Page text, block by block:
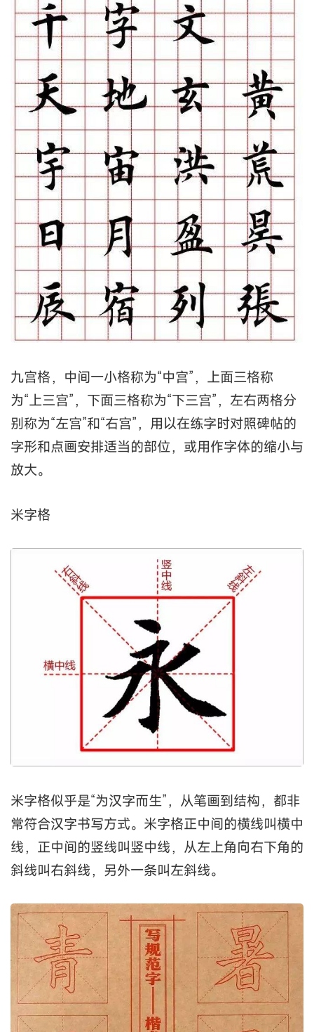
九宫格，中间一小格称为“中宫”，上面三格称
为“上三宫”，下面三格称为“下三宫”，左右两格分
别称为“左宫”和“右宫”，用以在练字时对照碑帖的
字形和点画安排适当的部位，或用作字体的缩小与
放大。
米字格
米字格似乎是“为汉字而生”，从笔画到结构，都非
常符合汉字书写方式。米字格正中间的横线叫横中
线，正中间的竖线叫竖中线，从左上角向右下角的
斜线叫右斜线，另外一条叫左斜线。